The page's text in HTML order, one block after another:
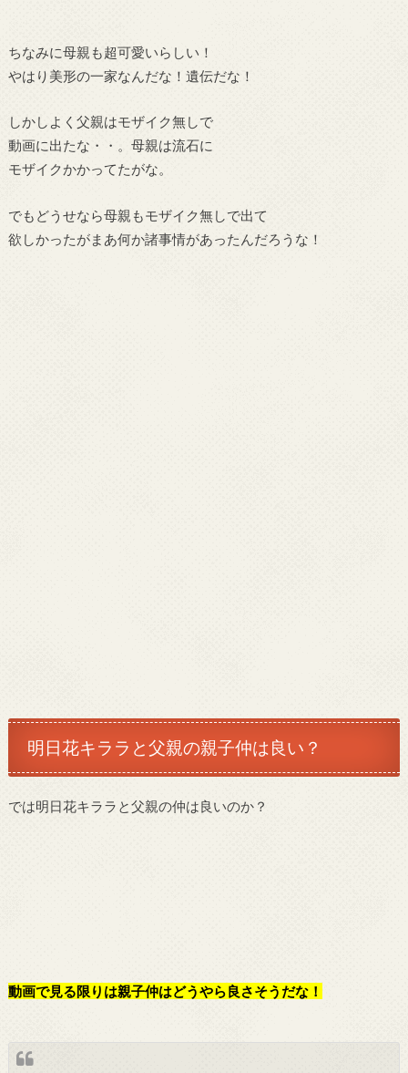
ちなみに母親も超可愛いらしい！
やはり美形の一家なんだな！遺伝だな！
しかしよく父親はモザイク無しで
動画に出たな・・。母親は流石に
モザイクかかってたがな。
でもどうせなら母親もモザイク無しで出て
欲しかったがまあ何か諸事情があったんだろうな！
明日花キララと父親の親子仲は良い？
では明日花キララと父親の仲は良いのか？
動画で見る限りは親子仲はどうやら良さそうだな！